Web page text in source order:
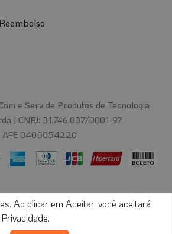
Ao clicar em Aceitar, você aceitará
.
e Serv de Produtos de Tecnologia
| CNPJ: 31.746.037/0001-97
AFE 0405054220
- Todos os direitos reservados.
por